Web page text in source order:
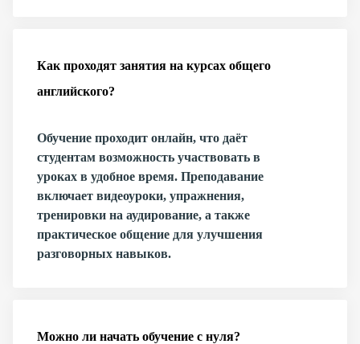
Как проходят занятия на курсах общего
английского?
Обучение проходит онлайн, что даёт
студентам возможность участвовать в
уроках в удобное время. Преподавание
включает видеоуроки, упражнения,
тренировки на аудирование, а также
практическое общение для улучшения
разговорных навыков.
Можно ли начать обучение с нуля?